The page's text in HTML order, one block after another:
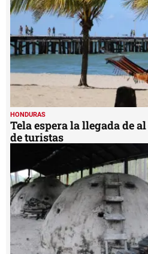
HONDURAS
Tela espera la llegada de
de turistas